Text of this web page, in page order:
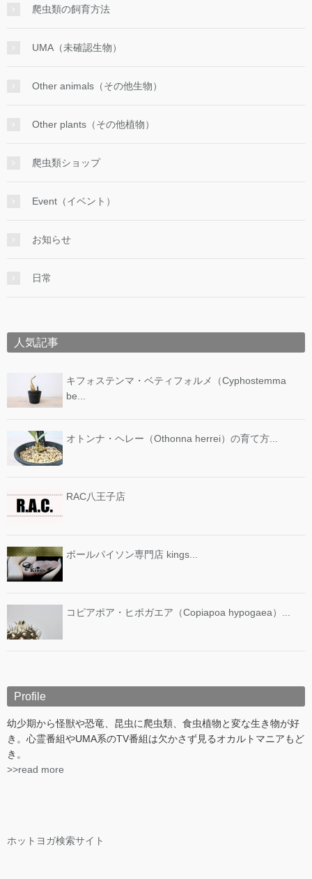
爬虫類の飼育方法
UMA（未確認生物）
Other animals（その他生物）
Other plants（その他植物）
爬虫類ショップ
Event（イベント）
お知らせ
日常
人気記事
キフォステンマ・ベティフォルメ（Cyphostemma
be...
オトンナ・ヘレー（Othonna herrei）の育て方...
RAC八王子店
ボールパイソン専門店 kings...
コピアポア・ヒポガエア（Copiapoa hypogaea）...
Profile
幼少期から怪獣や恐竜、昆虫に爬虫類、食虫植物と変な生き物が好
き。心霊番組やUMA系のTV番組は欠かさず見るオカルトマニアもど
き。
>>read more
ホットヨガ検索サイト